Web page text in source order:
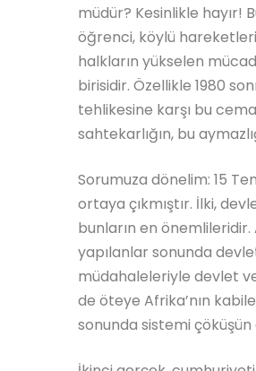
müdür? Kesinlikle hayır!
öğrenci, köylü
halkların yükselen
birisidir. Özellikle 1980
tehlikesine karşı bu
sahtekarlığın, bu
Sorumuza dönelim: 15
ortaya çıkmıştır. İlki,
bunların en önemlileridir.
yapılanlar sonunda
müdahaleleriyle devlet
de öteye Afrika’nın
sonunda sistemi